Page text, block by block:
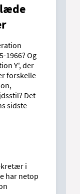
1966? Og
Y', der
forskelle
Det
sidste
i
har netop